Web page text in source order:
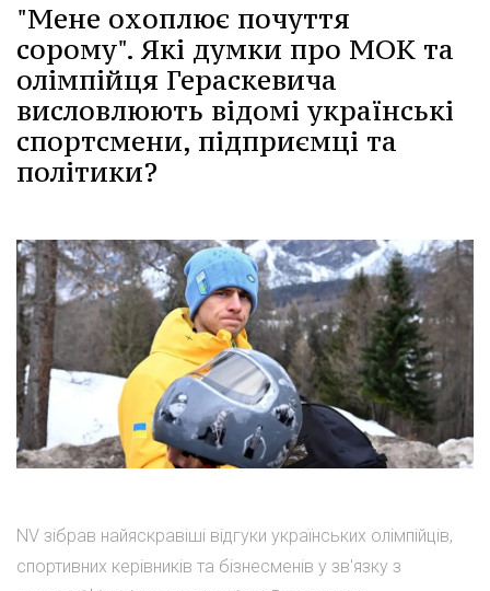
"Мене охоплює почуття
сорому". Які думки про МОК та
олімпійця Гераскевича
висловлюють відомі українські
спортсмени, підприємці та
політики?
NV зібрав найяскравіші відгуки українських олімпійців,
спортивних керівників та бізнесменів у зв'язку з